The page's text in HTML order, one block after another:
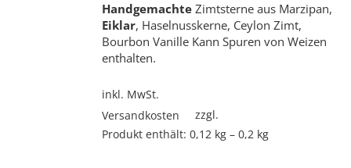
Handgemachte Zimtsterne aus Marzipan,
Eiklar, Haselnusskerne, Ceylon Zimt,
Bourbon Vanille Kann Spuren von Weizen
enthalten.
inkl. MwSt.
zzgl.
Versandkosten
Produkt enthält: 0,12 kg – 0,2 kg